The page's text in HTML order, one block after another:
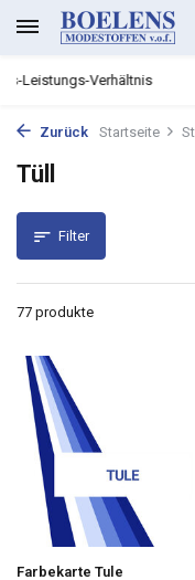
Großes
Zurück Startseite
Tüll
Filter
77 produkte
Farbekarte Tule